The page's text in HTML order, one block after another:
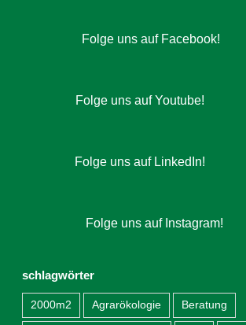
Folge uns auf Facebook!
Folge uns auf Youtube!
Folge uns auf LinkedIn!
Folge uns auf Instagram!
schlagwörter
2000m2 Agrarökologie Beratung